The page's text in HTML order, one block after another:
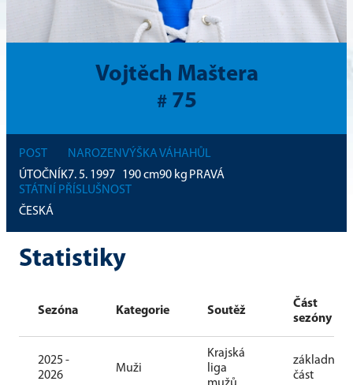
Vojtěch Maštera
# 75
POST
ÚTOČNÍK
NAROZEN
7. 5. 1997
VÝŠKA
190cm
VÁHA
90 kg
HŮL
PRAVÁ
STÁTNÍ PŘÍSLUŠNOST
ČESKÁ
Statistiky
Sezóna Kategorie Soutěž
Část
sezóny
2025 -
2026
Muži
Krajská
liga
základní
část